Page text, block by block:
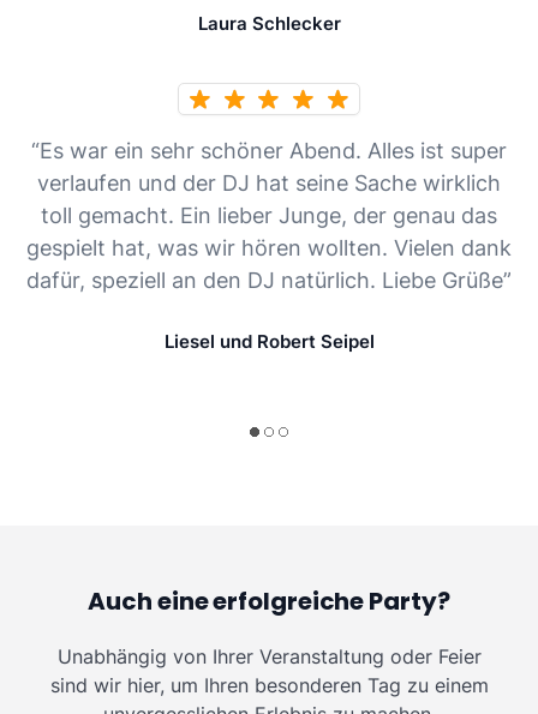
Laura Schlecker
“Es war ein sehr schöner Abend. Alles ist super
verlaufen und der DJ hat seine Sache wirklich
toll gemacht. Ein lieber Junge, der genau das
gespielt hat, was wir hören wollten. Vielen dank
dafür, speziell an den DJ natürlich. Liebe Grüße”
Liesel und Robert Seipel
Auch eine erfolgreiche Party?
Unabhängig von Ihrer Veranstaltung oder Feier
sind wir hier, um Ihren besonderen Tag zu einem